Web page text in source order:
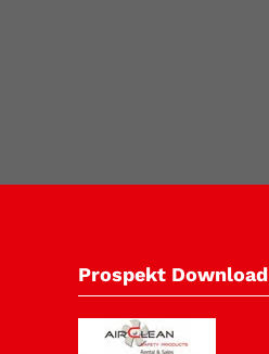
Prospekt Download